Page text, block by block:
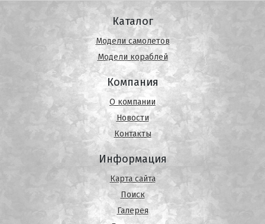
Каталог
Модели самолетов
Модели кораблей
Компания
О компании
Новости
Контакты
Информация
Карта сайта
Поиск
Галерея